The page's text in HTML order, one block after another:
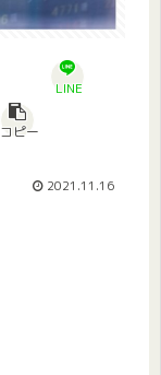
LINE
コピー
2021.11.16